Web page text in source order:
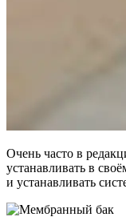
Очень часто в
устанавливать в
и устанавливать